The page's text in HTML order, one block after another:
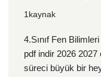
1kaynak
4.Sınıf Fen
pdf indir 2026
süreci büyük bir